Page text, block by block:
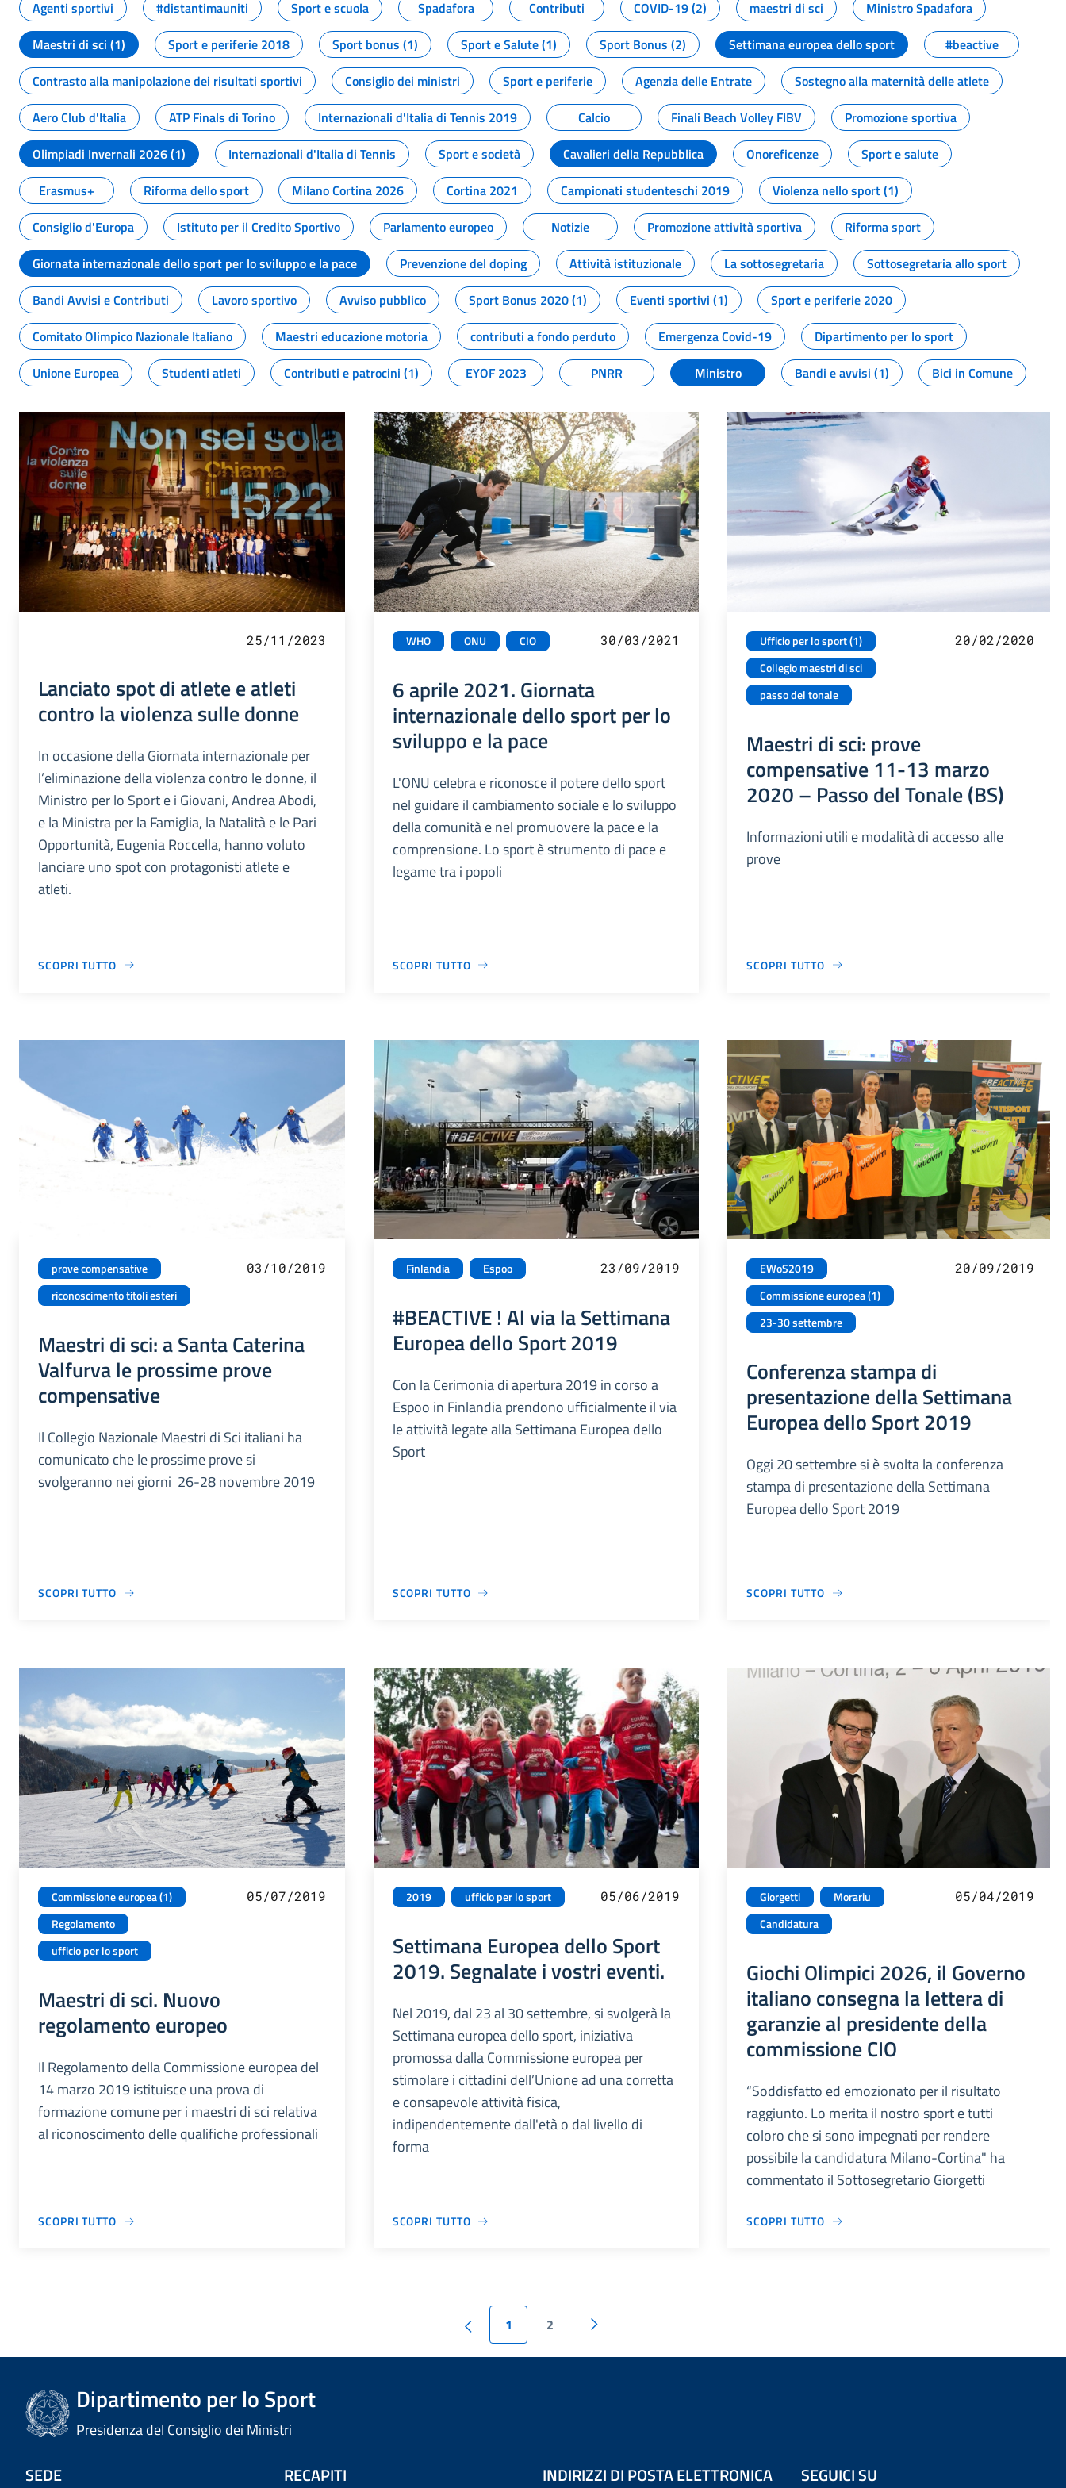
Agenti sportivi
#distantimauniti Sport e scuola Spadafora Contributi COVID-19 (2) maestri di sci
Ministro Spadafora
Maestri di sci (1)
Sport e periferie 2018 Sport bonus (1) Sport e Salute (1) Sport Bonus (2) Settimana europea dello sport
#beactive
Contrasto alla manipolazione dei risultati sportivi
Consiglio dei ministri Sport e periferie Agenzia delle Entrate
Sostegno alla maternità delle atlete
Aero Club d'Italia
ATP Finals di Torino Internazionali d'Italia di Tennis 2019 Calcio Finali Beach Volley FIBV
Promozione sportiva
Olimpiadi Invernali 2026 (1)
Internazionali d'Italia di Tennis Sport e società Cavalieri della Repubblica Onoreficenze
Sport e salute
Erasmus+
Riforma dello sport Milano Cortina 2026 Cortina 2021 Campionati studenteschi 2019
Violenza nello sport (1)
Consiglio d'Europa
Istituto per il Credito Sportivo Parlamento europeo Notizie Promozione attività sportiva
Riforma sport
Giornata internazionale dello sport per lo sviluppo e la pace
Prevenzione del doping Attività istituzionale La sottosegretaria
Sottosegretaria allo sport
Bandi Avvisi e Contributi
Lavoro sportivo Avviso pubblico Sport Bonus 2020 (1) Eventi sportivi (1)
Sport e periferie 2020
Comitato Olimpico Nazionale Italiano
Maestri educazione motoria contributi a fondo perduto Emergenza Covid-19
Dipartimento per lo sport
Unione Europea
Studenti atleti Contributi e patrocini (1) EYOF 2023 PNRR Ministro Bandi e avvisi (1) Bici in Comune
25/11/2023
Lanciato spot di atlete e atleti
contro la violenza sulle donne
In occasione della Giornata internazionale per
l’eliminazione della violenza contro le donne, il
Ministro per lo Sport e i Giovani, Andrea Abodi,
e la Ministra per la Famiglia, la Natalità e le Pari
Opportunità, Eugenia Roccella, hanno voluto
lanciare uno spot con protagonisti atlete e
atleti.
SCOPRI TUTTO
WHO ONU CIO 30/03/2021
6 aprile 2021. Giornata
internazionale dello sport per lo
sviluppo e la pace
L'ONU celebra e riconosce il potere dello sport
nel guidare il cambiamento sociale e lo sviluppo
della comunità e nel promuovere la pace e la
comprensione. Lo sport è strumento di pace e
legame tra i popoli
SCOPRI TUTTO
Ufficio per lo sport (1)
Collegio maestri di sci
passo del tonale
20/02/2020
Maestri di sci: prove
compensative 11-13 marzo
2020 – Passo del Tonale (BS)
Informazioni utili e modalità di accesso alle
prove
SCOPRI TUTTO
prove compensative
riconoscimento titoli esteri
03/10/2019
Maestri di sci: a Santa Caterina
Valfurva le prossime prove
compensative
Il Collegio Nazionale Maestri di Sci italiani ha
comunicato che le prossime prove si
svolgeranno nei giorni 26-28 novembre 2019
SCOPRI TUTTO
Finlandia Espoo 23/09/2019
#BEACTIVE ! Al via la Settimana
Europea dello Sport 2019
Con la Cerimonia di apertura 2019 in corso a
Espoo in Finlandia prendono ufficialmente il via
le attività legate alla Settimana Europea dello
Sport
SCOPRI TUTTO
EWoS2019
Commissione europea (1)
23-30 settembre
20/09/2019
Conferenza stampa di
presentazione della Settimana
Europea dello Sport 2019
Oggi 20 settembre si è svolta la conferenza
stampa di presentazione della Settimana
Europea dello Sport 2019
SCOPRI TUTTO
Commissione europea (1)
Regolamento
ufficio per lo sport
05/07/2019
Maestri di sci. Nuovo
regolamento europeo
Il Regolamento della Commissione europea del
14 marzo 2019 istituisce una prova di
formazione comune per i maestri di sci relativa
al riconoscimento delle qualifiche professionali
SCOPRI TUTTO
2019 ufficio per lo sport 05/06/2019
Settimana Europea dello Sport
2019. Segnalate i vostri eventi.
Nel 2019, dal 23 al 30 settembre, si svolgerà la
Settimana europea dello sport, iniziativa
promossa dalla Commissione europea per
stimolare i cittadini dell’Unione ad una corretta
e consapevole attività fisica,
indipendentemente dall'età o dal livello di
forma
SCOPRI TUTTO
Giorgetti
Morariu
Candidatura
05/04/2019
Giochi Olimpici 2026, il Governo
italiano consegna la lettera di
garanzie al presidente della
commissione CIO
“Soddisfatto ed emozionato per il risultato
raggiunto. Lo merita il nostro sport e tutti
coloro che si sono impegnati per rendere
possibile la candidatura Milano-Cortina" ha
commentato il Sottosegretario Giorgetti
SCOPRI TUTTO
1 2
Dipartimento per lo Sport
Presidenza del Consiglio dei Ministri
SEDE RECAPITI INDIRIZZI DI POSTA ELETTRONICA SEGUICI SU